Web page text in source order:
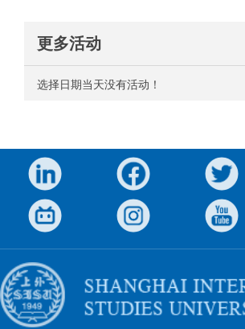
更多活动
选择日期当天没有活动！